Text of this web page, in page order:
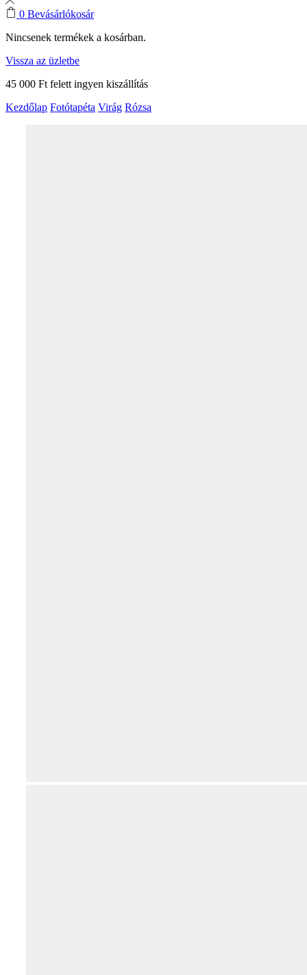
0 Bevásárlókosár
Nincsenek termékek a kosárban.
Vissza az üzletbe
45 000 Ft felett ingyen kiszállítás
Kezdőlap Fotótapéta Virág Rózsa